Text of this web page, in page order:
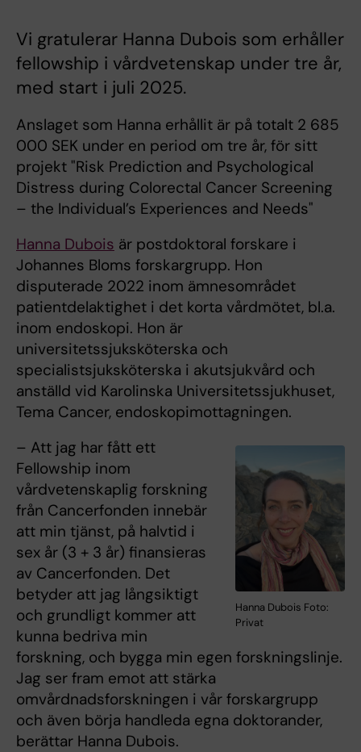
Vi gratulerar Hanna Dubois som erhåller
fellowship i vårdvetenskap under tre år,
med start i juli 2025.
Anslaget som Hanna erhållit är på totalt 2 685
000 SEK under en period om tre år, för sitt
projekt "Risk Prediction and Psychological
Distress during Colorectal Cancer Screening
– the Individual’s Experiences and Needs"
Hanna Dubois är postdoktoral forskare i
Johannes Bloms forskargrupp. Hon
disputerade 2022 inom ämnesområdet
patientdelaktighet i det korta vårdmötet, bl.a.
inom endoskopi. Hon är
universitetssjuksköterska och
specialistsjuksköterska i akutsjukvård och
anställd vid Karolinska Universitetssjukhuset,
Tema Cancer, endoskopimottagningen.
Hanna Dubois Foto:
Privat
– Att jag har fått ett
Fellowship inom
vårdvetenskaplig forskning
från Cancerfonden innebär
att min tjänst, på halvtid i
sex år (3 + 3 år) finansieras
av Cancerfonden. Det
betyder att jag långsiktigt
och grundligt kommer att
kunna bedriva min
forskning, och bygga min egen forskningslinje.
Jag ser fram emot att stärka
omvårdnadsforskningen i vår forskargrupp
och även börja handleda egna doktorander,
berättar Hanna Dubois.